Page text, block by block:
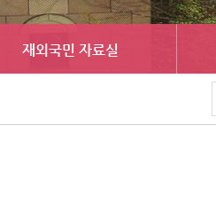
재외국민 자료실